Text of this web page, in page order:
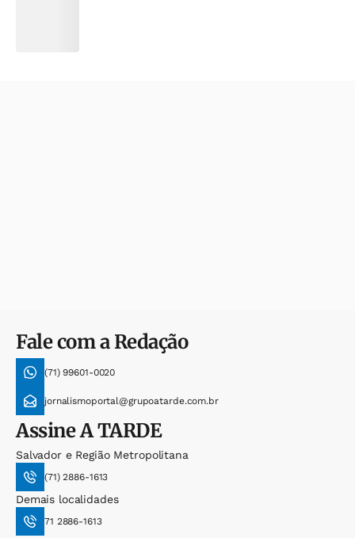
Fale com a Redação
(71) 99601-0020
jornalismoportal@grupoatarde.com.br
AssineA TARDE
Salvador e Região Metropolitana
(71) 2886-1613
Demais localidades
71 2886-1613